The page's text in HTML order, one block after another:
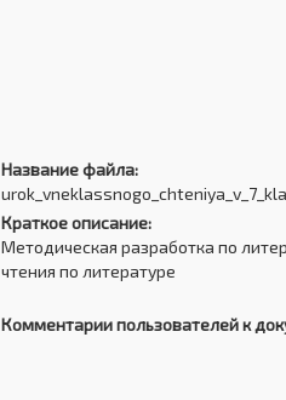
Название файла:
Краткое описание:
Методическая разработка по
чтения по литературе
Комментарии пользователей к